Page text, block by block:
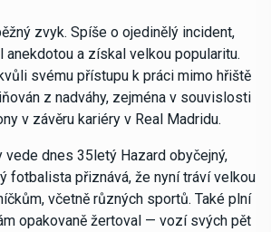
zvyk. Spíše o ojedinělý incident,
a získal velkou popularitu.
svému přístupu k práci mimo hřiště
z nadváhy, zejména v souvislosti
v závěru kariéry v Real Madridu.
vede dnes 35letý Hazard obyčejný,
fotbalista přiznává, že nyní tráví velkou
včetně různých sportů. Také plní
opakovaně žertoval — vozí svých pět